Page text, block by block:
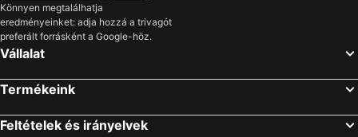
Könnyen megtalálhatja
eredményeinket: adja hozzá a trivagót
preferált forrásként a Google-höz.
Vállalat
Termékeink
Feltételek és irányelvek